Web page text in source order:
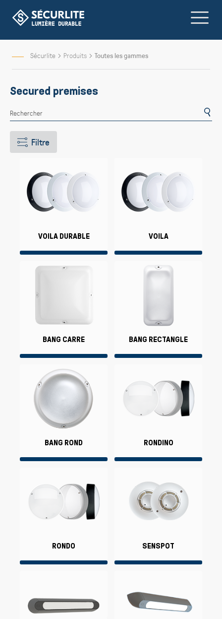
contenu
Sécurlite Produits Toutes les gammes
Secured premises
Filtre
VOILA DURABLE VOILA
BANG CARRE BANG RECTANGLE
BANG ROND RONDINO
RONDO SENSPOT